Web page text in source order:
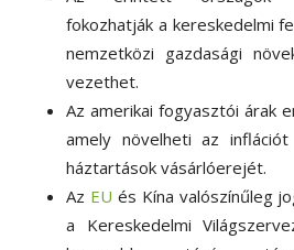
fokozhatják a kereskedelmi
nemzetközi gazdasági
vezethet.
Az amerikai fogyasztói árak
amely növelheti az
háztartások vásárlóerejét.
Az EU és Kína valószínűleg
a Kereskedelmi